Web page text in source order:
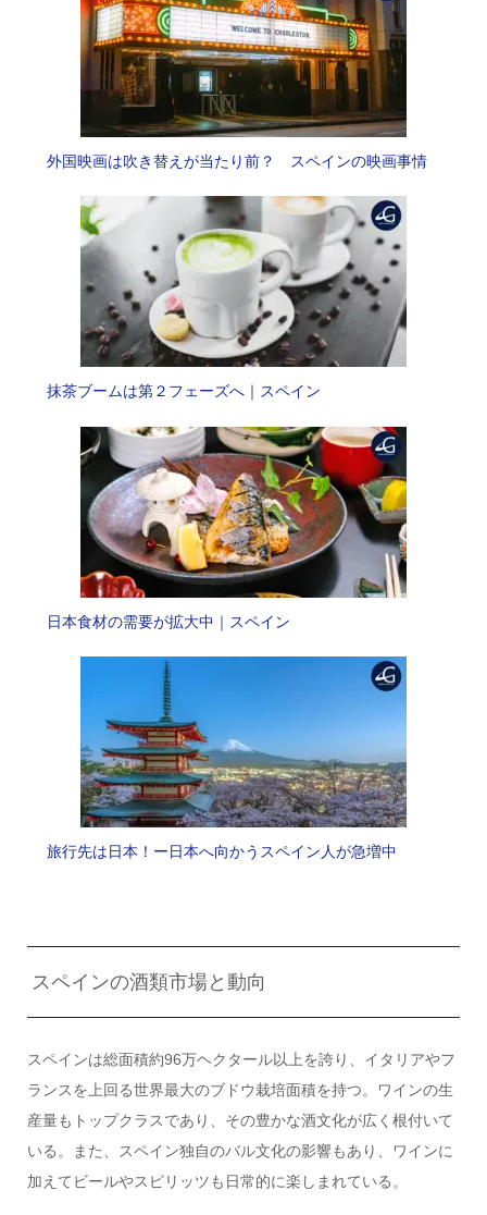
外国映画は吹き替えが当たり前？ スペインの映画事情
抹茶ブームは第２フェーズへ｜スペイン
日本食材の需要が拡大中｜スペイン
旅行先は日本！ー日本へ向かうスペイン人が急増中
スペインの酒類市場と動向
スペインは総面積約96万ヘクタール以上を誇り、イタリアやフ
ランスを上回る世界最大のブドウ栽培面積を持つ。ワインの生
産量もトップクラスであり、その豊かな酒文化が広く根付いて
いる。また、スペイン独自のバル文化の影響もあり、ワインに
加えてビールやスピリッツも日常的に楽しまれている。